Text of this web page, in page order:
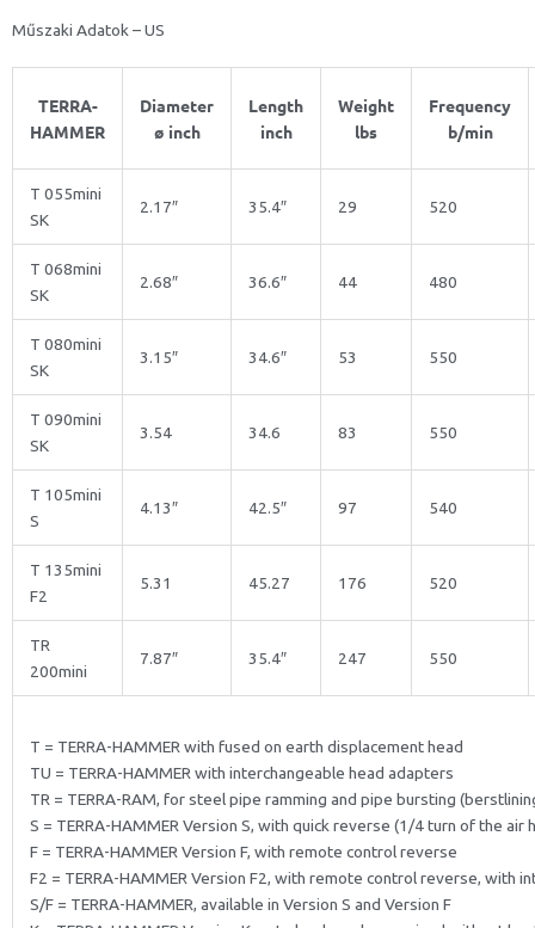
Műszaki Adatok – US
TERRA-
HAMMER
Diameter
ø inch
Length
inch
Weight
lbs
Frequency
b/min
T = TERRA-HAMMER with fused on earth displacement head
TU = TERRA-HAMMER with interchangeable head adapters
TR = TERRA-RAM, for steel pipe ramming and pipe bursting
S = TERRA-HAMMER Version S, with quick reverse (1/4 turn of the air
F = TERRA-HAMMER Version F, with remote control reverse
F2 = TERRA-HAMMER Version F2, with remote control reverse, with
S/F = TERRA-HAMMER, available in Version S and Version F
T 055mini
SK
2.17″ 35.4″ 29 520
T 068mini
SK
2.68″ 36.6″ 44 480
T 080mini
SK
3.15″ 34.6″ 53 550
T 090mini
SK
3.54 34.6 83 550
T 105mini
S
4.13″ 42.5″ 97 540
T 135mini
F2
5.31 45.27 176 520
TR
200mini
7.87″ 35.4″ 247 550